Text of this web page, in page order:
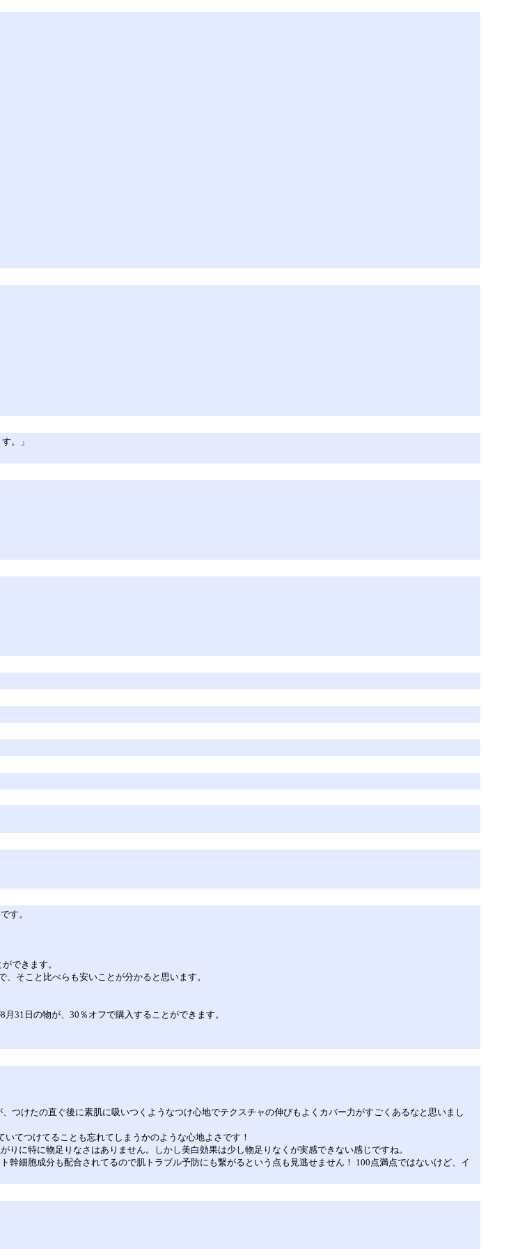
。」
す。
できます。
そこと比べらも安いことが分かると思います。
31日の物が、30％オフで購入することができます。
つけたの直ぐ後に素肌に吸いつくようなつけ心地でテクスチャの伸びもよくカバー力がすごくあるなと思いまし
てつけてることも忘れてしまうかのような心地よさです！
に特に物足りなさはありません。しかし美白効果は少し物足りなくが実感できない感じですね。
細胞成分も配合されてるので肌トラブル予防にも繋がるという点も見逃せません！ 100点満点ではないけど、イ